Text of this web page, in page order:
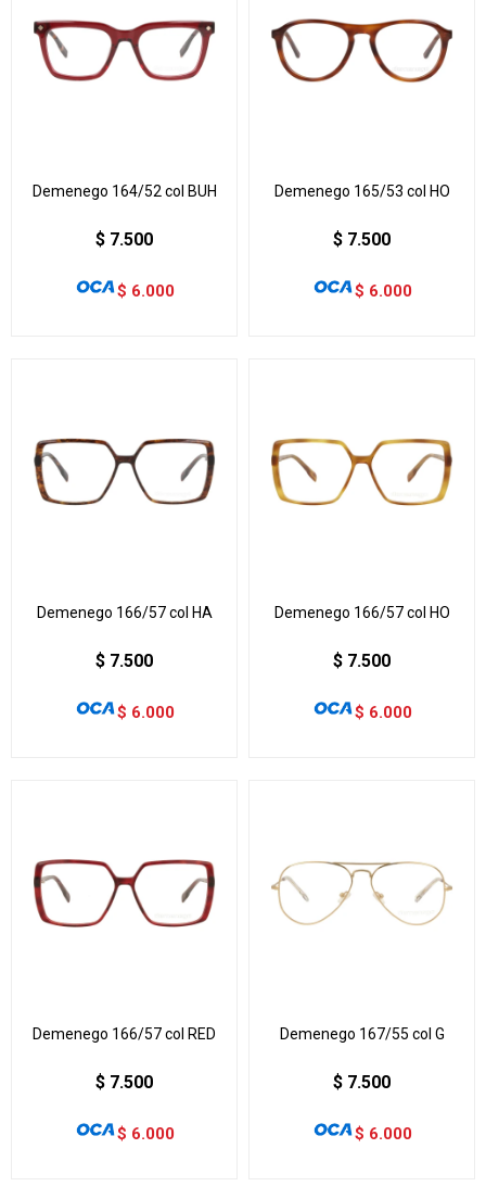
Demenego 164/52 col BUH
$ 7.500
$ 6.000
Demenego 165/53 col HO
$ 7.500
$ 6.000
Demenego 166/57 col HA
$ 7.500
$ 6.000
Demenego 166/57 col HO
$ 7.500
$ 6.000
Demenego 166/57 col RED
$ 7.500
$ 6.000
Demenego 167/55 col G
$ 7.500
$ 6.000